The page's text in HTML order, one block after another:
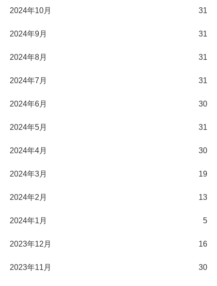
2024年10月 31
2024年9月 31
2024年8月 31
2024年7月 31
2024年6月 30
2024年5月 31
2024年4月 30
2024年3月 19
2024年2月 13
2024年1月 5
2023年12月 16
2023年11月 30